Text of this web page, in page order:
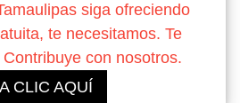
siga ofreciendo
te necesitamos. Te
con nosotros.
CLIC AQUÍ